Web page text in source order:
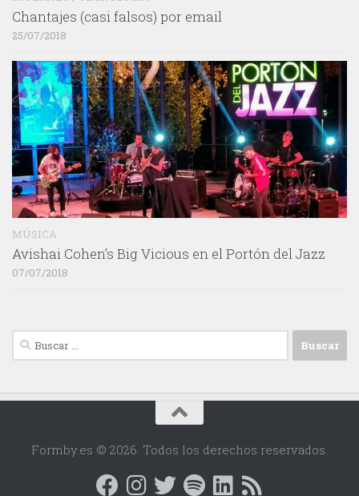
Chantajes (casi falsos) por email
25/07/2018
MÚSICA
Avishai Cohen’s Big Vicious en el Portón del Jazz
07/07/2018
Buscar:
Formby.es © 2026. Todos los derechos reservados.